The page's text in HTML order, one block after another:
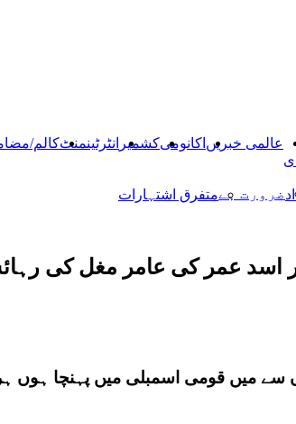
عالمی خبریں اکانومیکشمیر انٹرٹینمنٹکالم/
ضرورت ہےمتفرق اشتہارات
اسد عمر کی عامر مغل کی
سے میں قومی اسمبلی میں پہنچا ہوں